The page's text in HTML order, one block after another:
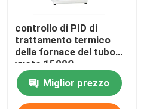
forno ceramico
fornace di sinterizzazione
controllo di PID di
trattamento termico
della fornace del tubo a
vuoto 1500C
Miglior prezzo